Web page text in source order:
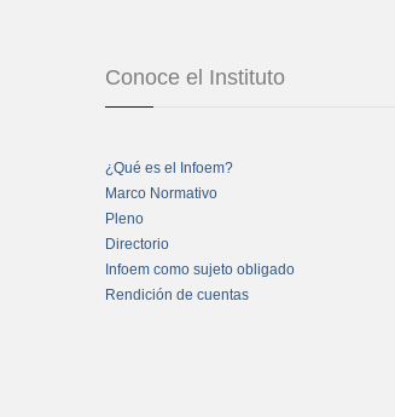
Conoce el Instituto
¿Qué es el Infoem?
Marco Normativo
Pleno
Directorio
Infoem como sujeto obligado
Rendición de cuentas